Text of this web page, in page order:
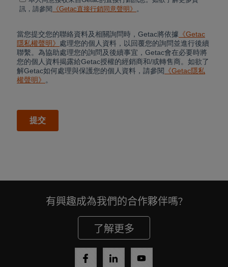
有興趣成為我們的合作夥伴嗎?
了解更多